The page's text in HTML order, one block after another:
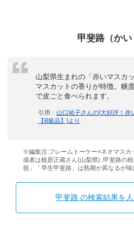
甲斐路（かい
山梨県生まれの「赤いマスカ
マスカットの香りが特徴。糖
で皮ごと食べられます。
引用： 山口祐子さんの[大好評！赤
【B級品】]より
※編集注:フレームトーケー×ネオマスカ
成者は植原正蔵さん(山梨県) ,甲斐路の
嶺」「早生甲斐路」は熟期が異なるが
甲斐路 の検索結果を